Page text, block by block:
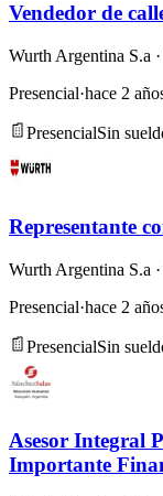
Vendedor de
Wurth Argentina S.a
Presencial·hace 2
PresencialSin
Representante
Wurth Argentina S.a
Presencial·hace 2
PresencialSin
Asesor Integral
Importante